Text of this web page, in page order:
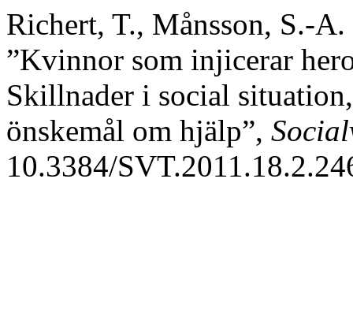
Richert, T., Månsson, S.-
”Kvinnor som injicerar
Skillnader i social
önskemål om hjälp”,
10.3384/